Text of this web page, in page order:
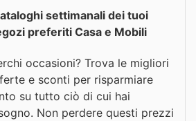
settimanali dei tuoi
preferiti Casa e Mobili
occasioni? Trova le migliori
e sconti per risparmiare
su tutto ciò di cui hai
Non perdere questi prezzi